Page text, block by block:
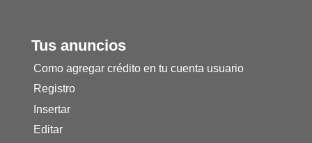
Tus anuncios
Como agregar crédito en tu cuenta usuario
Registro
Insertar
Editar